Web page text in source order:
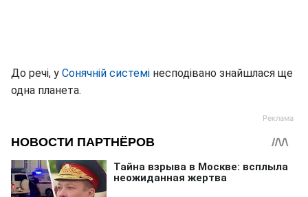
До речі, у Сонячній системі несподівано знайшлася ще
одна планета.